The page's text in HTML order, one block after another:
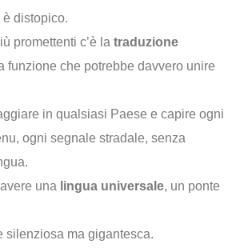
è distopico.
promettenti c’è la traduzione
funzione che potrebbe davvero unire
in qualsiasi Paese e capire ogni
ogni segnale stradale, senza
una lingua universale, un ponte
silenziosa ma gigantesca.